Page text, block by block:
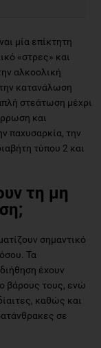
μία επίκτητη
«στρες» και
αλκοολική
κατανάλωση
στεάτωση μέχρι
και
παχυσαρκία, την
τύπου 2 και
τη μη
σημαντικό
Τα
έχουν
βάρους τους, ενώ
καθώς και
σε